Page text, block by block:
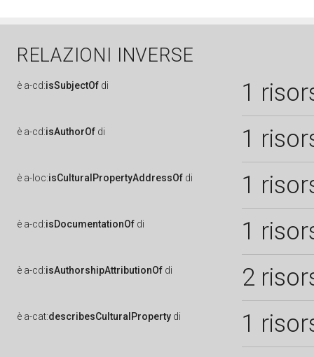
RELAZIONI INVERSE
è a-cd:isSubjectOf di 1
è a-cd:isAuthorOf di 1
è a-loc:isCulturalPropertyAddressOf di 1
è a-cd:isDocumentationOf di 1
è a-cd:isAuthorshipAttributionOf di 2
è a-cat:describesCulturalProperty di 1